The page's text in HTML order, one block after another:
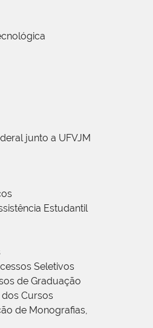
junto a UFVJM
Estudantil
Seletivos
de Graduação
Cursos
de Monografias,